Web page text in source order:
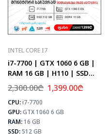
MAX FPS
CS2
143
PUBG
83
Fortnite
98
INTEL CORE I7
i7-7700 | GTX 1060 6 GB |
RAM 16 GB | H110 | SSD
512 GB
2,300.00₾ 1,399.00₾
CPU:i7-7700
GPU:GTX 1060 6 GB
RAM:16 GB
SSD:512 GB